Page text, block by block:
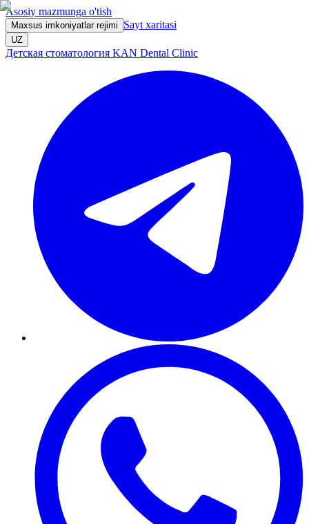
Asosiy mazmunga o'tish
Maxsus imkoniyatlar rejimi Sayt xaritasi
UZ
Детская стоматология KAN Dental Clinic